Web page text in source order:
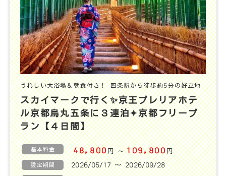
うれしい大浴場＆朝食付き！ 四条駅から徒歩約5分の好立地
スカイマークで行く✨️京王プレリアホテ
ル京都烏丸五条に３連泊✦京都フリープ
ラン【４日間】
基本料金 48,800円〜109,800円
設定期間 2026/05/17 〜 2026/09/28